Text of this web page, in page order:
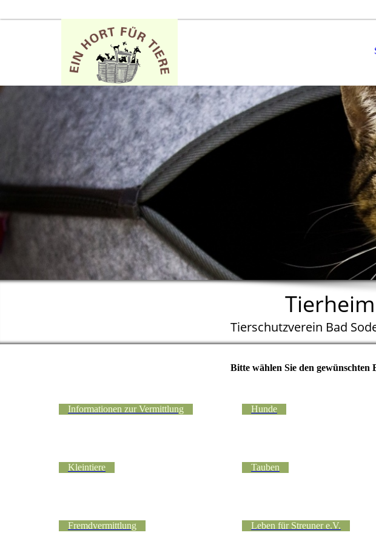
Tierschutzverein Bad
Bitte wählen Sie den gewünschten
Informationen zur Vermittlung Hunde
Kleintiere Tauben
Fremdvermittlung Leben für Streuner e.V.